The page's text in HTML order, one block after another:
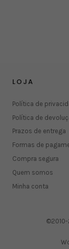
LOJA
Política de
Política de
Prazos de entrega
Formas de
Compra segura
Quem somos
Minha conta
©2010-